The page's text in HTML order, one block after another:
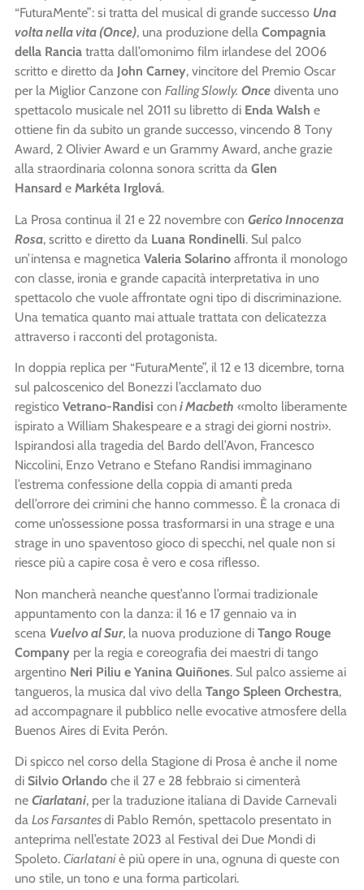
“FuturaMente”: si tratta del musical di grande successo Una
volta nella vita (Once), una produzione della Compagnia
della Rancia tratta dall’omonimo film irlandese del 2006
scritto e diretto da John Carney, vincitore del Premio Oscar
per la Miglior Canzone con Falling Slowly. Once diventa uno
spettacolo musicale nel 2011 su libretto di Enda Walsh e
ottiene fin da subito un grande successo, vincendo 8 Tony
Award, 2 Olivier Award e un Grammy Award, anche grazie
alla straordinaria colonna sonora scritta da Glen
Hansard e Markéta Irglová.
La Prosa continua il 21 e 22 novembre con Gerico Innocenza
Rosa, scritto e diretto da Luana Rondinelli. Sul palco
un’intensa e magnetica Valeria Solarino affronta il monologo
con classe, ironia e grande capacità interpretativa in uno
spettacolo che vuole affrontate ogni tipo di discriminazione.
Una tematica quanto mai attuale trattata con delicatezza
attraverso i racconti del protagonista.
In doppia replica per “FuturaMente”, il 12 e 13 dicembre, torna
sul palcoscenico del Bonezzi l’acclamato duo
registico Vetrano-Randisi con iMacbeth «molto liberamente
ispirato a William Shakespeare e a stragi dei giorni nostri».
Ispirandosi alla tragedia del Bardo dell’Avon, Francesco
Niccolini, Enzo Vetrano e Stefano Randisi immaginano
l’estrema confessione della coppia di amanti preda
dell’orrore dei crimini che hanno commesso. È la cronaca di
come un’ossessione possa trasformarsi in una strage e una
strage in uno spaventoso gioco di specchi, nel quale non si
riesce più a capire cosa è vero e cosa riflesso.
Non mancherà neanche quest’anno l’ormai tradizionale
appuntamento con la danza: il 16 e 17 gennaio va in
scena Vuelvo al Sur, la nuova produzione di Tango Rouge
Company per la regia e coreografia dei maestri di tango
argentino Neri Piliu e Yanina Quiñones. Sul palco assieme ai
tangueros, la musica dal vivo della Tango Spleen Orchestra,
ad accompagnare il pubblico nelle evocative atmosfere della
Buenos Aires di Evita Perón.
Di spicco nel corso della Stagione di Prosa è anche il nome
di Silvio Orlando che il 27 e 28 febbraio si cimenterà
ne Ciarlatani, per la traduzione italiana di Davide Carnevali
da Los Farsantesdi Pablo Remón, spettacolo presentato in
anteprima nell’estate 2023 al Festival dei Due Mondi di
Spoleto. Ciarlataniè più opere in una, ognuna di queste con
uno stile, un tono e una forma particolari.